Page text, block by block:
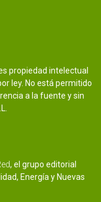
propiedad intelectual
ley. No está permitido
a la fuente y sin
, el grupo editorial
Energía y Nuevas